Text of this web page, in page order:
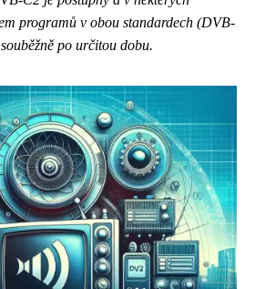
programů v obou standardech (DVB-
po určitou dobu.